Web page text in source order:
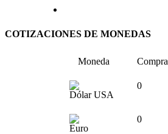
COTIZACIONES DE MONEDAS
Moneda Compra
Dólar USA
0
Euro
0